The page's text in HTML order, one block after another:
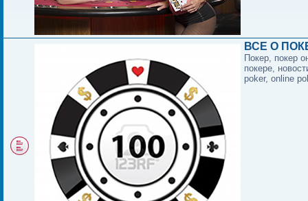
ВСЕ О
Покер, покер
покере,
poker, online